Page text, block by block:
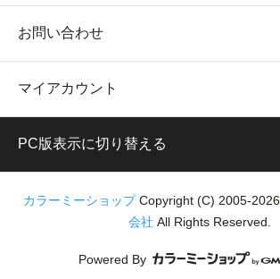
お問い合わせ
マイアカウント
PC版表示に切り替える
カラーミーショップ Copyright (C) 2005-2026
会社 All Rights Reserved.
Powered By